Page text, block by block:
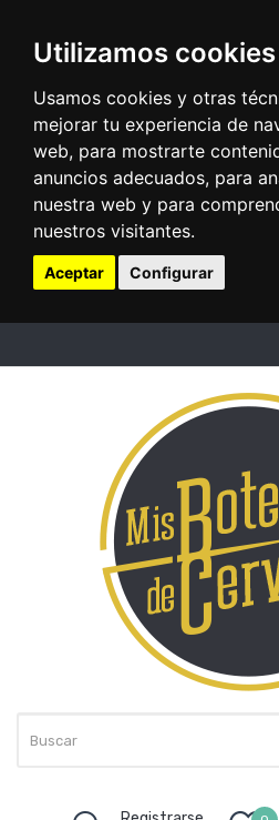
Utilizamos cookies
Usamos cookies y otras
mejorar tu experiencia de
web, para mostrarte
anuncios adecuados, para
nuestra web y para
nuestros visitantes.
Aceptar Configurar